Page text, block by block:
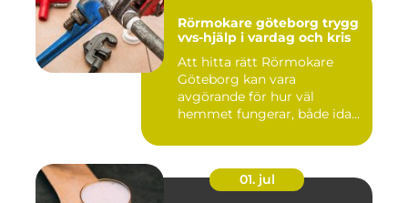
Rörmokare göteborg trygg
vvs-hjälp i vardag och kris
Att hitta rätt Rörmokare
Göteborg kan vara
avgörande för hur väl
hemmet fungerar, både idag
01. jul